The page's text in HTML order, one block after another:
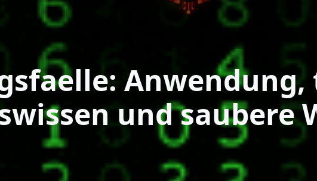
Anwendung,
und saubere